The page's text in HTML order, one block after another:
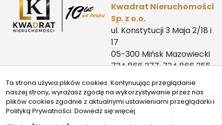
Kwadrat Nieruchomości
Sp. z o.o.
ul. Konstytucji 3 Maja 2/18 i
17
05-300 Mińsk Mazowiecki
734 866 377, 734 866 355
biuro@kwadrat-
nieruchomosci.com
Kontakt
biuro@kwadrat-
Znajdziesz nas tu
Ta strona używa plików cookies. Kontynuując przeglądanie
naszej strony, wyrażasz zgodę na wykorzystywanie przez nas
plików cookies zgodnie z aktualnymi ustawieniami przeglądarki i
Polityką Prywatności. Dowiedz się więcej